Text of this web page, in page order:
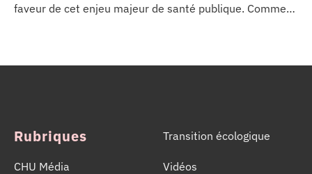
faveur de cet enjeu majeur de santé publique. Comme
Rubriques
CHU Média
Transition écologique
Vidéos